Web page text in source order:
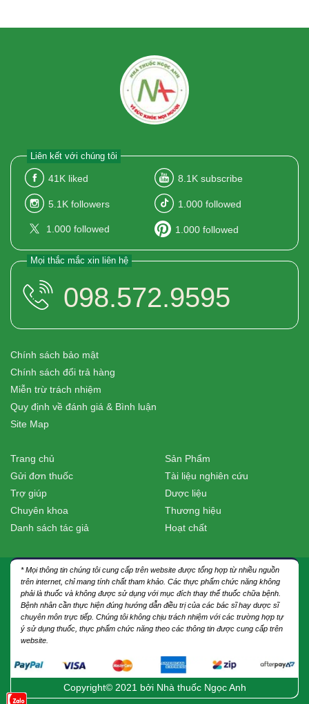
Liên kết với chúng tôi
41K liked 8.1K subscribe
5.1K followers 1.000 followed
1.000 followed 1.000 followed
Mọi thắc mắc xin liên hệ
098.572.9595
Chính sách bảo mật
Chính sách đổi trả hàng
Miễn trừ trách nhiệm
Quy định về đánh giá & Bình luận
Site Map
Trang chủ
Gửi đơn thuốc
Trợ giúp
Chuyên khoa
Danh sách tác giả
Sản Phẩm
Tài liệu nghiên cứu
Dược liệu
Thương hiệu
Hoạt chất
* Mọi thông tin chúng tôi cung cấp trên website được tổng hợp từ nhiều nguồn
trên internet, chỉ mang tính chất tham khảo. Các thực phẩm chức năng không
phải là thuốc và không được sử dụng với mục đích thay thế thuốc chữa bệnh.
Bệnh nhân cần thực hiện đúng hướng dẫn điều trị của các bác sĩ hay dược sĩ
chuyên môn trực tiếp. Chúng tôi không chịu trách nhiệm với các trường hợp tự
ý sử dụng thuốc, thực phẩm chức năng theo các thông tin được cung cấp trên
website.
Copyright© 2021 bởi Nhà thuốc Ngọc Anh